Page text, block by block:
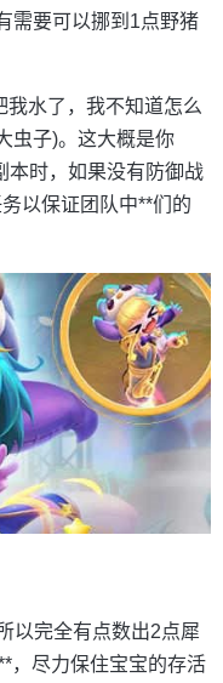
需要可以挪到1点野猪
我水了，我不知道怎么
虫子)。这大概是你
本时，如果没有防御战
以保证团队中**们的
以完全有点数出2点犀
，尽力保住宝宝的存活